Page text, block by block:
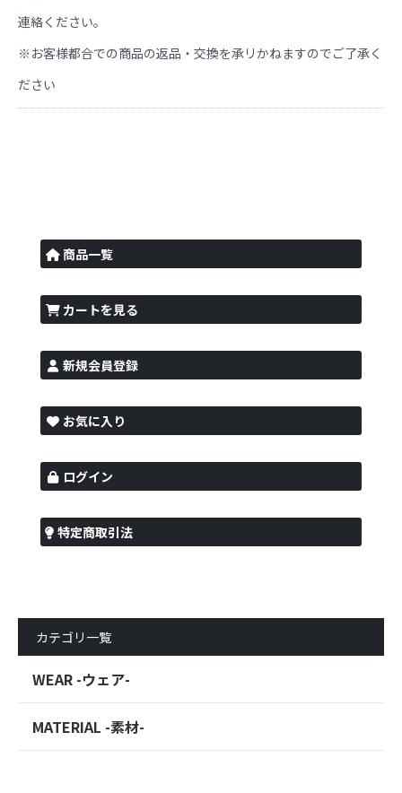
連絡ください。
※お客様都合での商品の返品・交換を承リかねますのでご了承く
ださい
商品一覧
カートを見る
新規会員登録
お気に入り
ログイン
特定商取引法
カテゴリ一覧
WEAR -ウェア-
MATERIAL -素材-